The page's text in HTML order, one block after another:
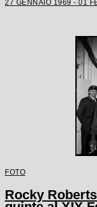
27 GENNAIO 1969 - 01
FOTO
Rocky